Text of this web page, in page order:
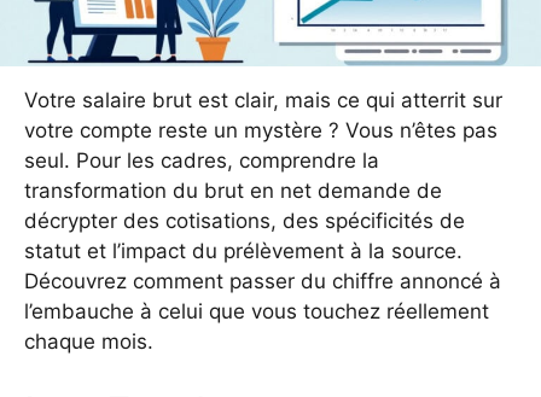
Votre salaire brut est clair, mais ce qui atterrit sur
votre compte reste un mystère ? Vous n’êtes pas
seul. Pour les cadres, comprendre la
transformation du brut en net demande de
décrypter des cotisations, des spécificités de
statut et l’impact du prélèvement à la source.
Découvrez comment passer du chiffre annoncé à
l’embauche à celui que vous touchez réellement
chaque mois.